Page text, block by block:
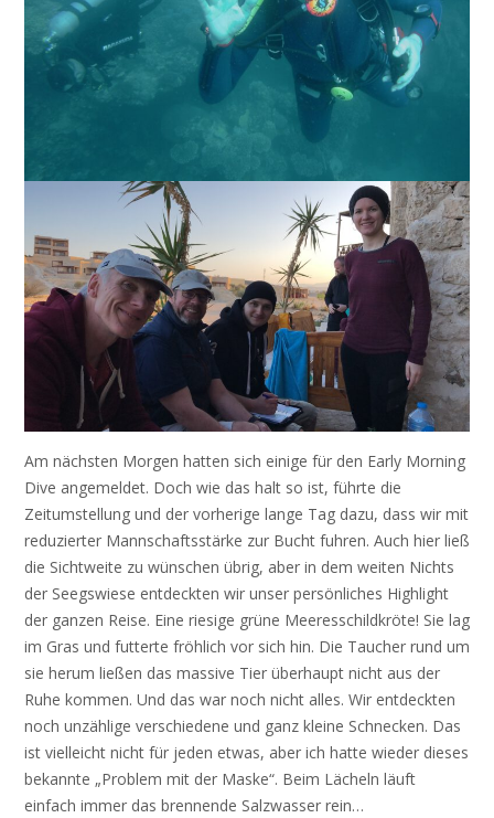
Am nächsten Morgen hatten sich einige für den Early Morning
Dive angemeldet. Doch wie das halt so ist, führte die
Zeitumstellung und der vorherige lange Tag dazu, dass wir mit
reduzierter Mannschaftsstärke zur Bucht fuhren. Auch hier ließ
die Sichtweite zu wünschen übrig, aber in dem weiten Nichts
der Seegswiese entdeckten wir unser persönliches Highlight
der ganzen Reise. Eine riesige grüne Meeresschildkröte! Sie lag
im Gras und futterte fröhlich vor sich hin. Die Taucher rund um
sie herum ließen das massive Tier überhaupt nicht aus der
Ruhe kommen. Und das war noch nicht alles. Wir entdeckten
noch unzählige verschiedene und ganz kleine Schnecken. Das
ist vielleicht nicht für jeden etwas, aber ich hatte wieder dieses
bekannte „Problem mit der Maske“. Beim Lächeln läuft
einfach immer das brennende Salzwasser rein…